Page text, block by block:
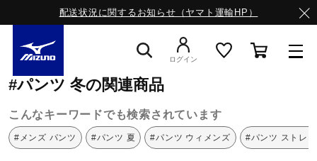
配送状況に関するお知らせ（ヤマト運輸HP）
ライフスタイルウエア
ログイン
ミズノ公式オンライン
#パンツ 冬の関連商品
こんなキーワードでも検索されています
#メンズ パンツ #パンツ 夏 #パンツ ウィメンズ #パンツ ストレ